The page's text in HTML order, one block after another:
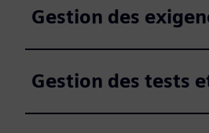
Gestion des
Gestion des tests